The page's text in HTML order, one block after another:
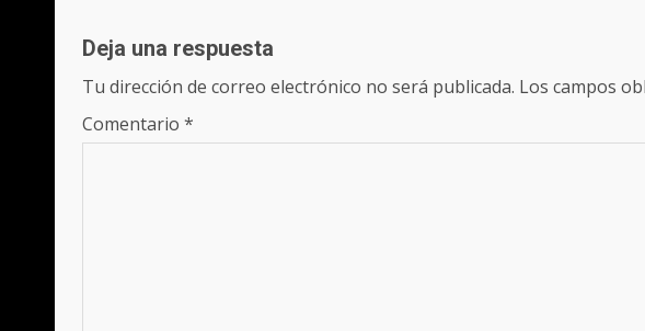
Deja una respuesta
Tu dirección de correo electrónico no será publicada. Los campos
Comentario *